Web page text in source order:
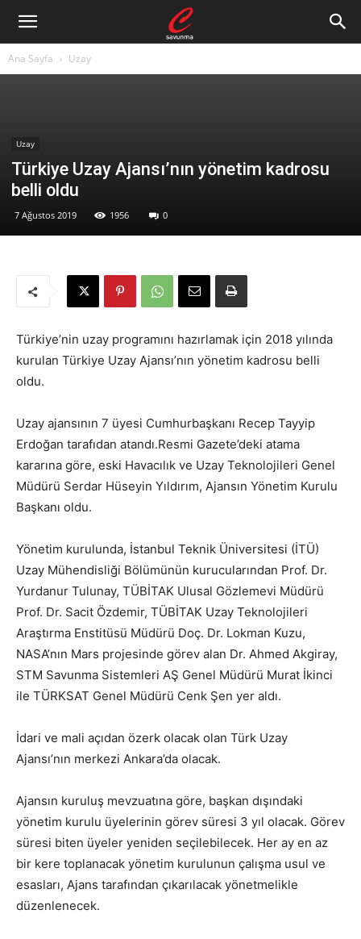
Ana Sayfa Uzay
Uzay
Türkiye Uzay Ajansı’nın yönetim kadrosu
belli oldu
7 Ağustos 2019 1956 0
Türkiye’nin uzay programını hazırlamak için 2018 yılında
kurulan Türkiye Uzay Ajansı’nın yönetim kadrosu belli
oldu.
Uzay ajansının 7 üyesi Cumhurbaşkanı Recep Tayyip
Erdoğan tarafıdan atandı.Resmi Gazete’deki atama
kararına göre, eski Havacılık ve Uzay Teknolojileri Genel
Müdürü Serdar Hüseyin Yıldırım, Ajansın Yönetim Kurulu
Başkanı oldu.
Yönetim kurulunda, İstanbul Teknik Üniversitesi (İTÜ)
Uzay Mühendisliği Bölümünün kurucularından Prof. Dr.
Yurdanur Tulunay, TÜBİTAK Ulusal Gözlemevi Müdürü
Prof. Dr. Sacit Özdemir, TÜBİTAK Uzay Teknolojileri
Araştırma Enstitüsü Müdürü Doç. Dr. Lokman Kuzu,
NASA’nın Mars projesinde görev alan Dr. Ahmed Akgiray,
STM Savunma Sistemleri AŞ Genel Müdürü Murat İkinci
ile TÜRKSAT Genel Müdürü Cenk Şen yer aldı.
İdari ve mali açıdan özerk olacak olan Türk Uzay
Ajansı’nın merkezi Ankara’da olacak.
Ajansın kuruluş mevzuatına göre, başkan dışındaki
yönetim kurulu üyelerinin görev süresi 3 yıl olacak. Görev
süresi biten üyeler yeniden seçilebilecek. Her ay en az
bir kere toplanacak yönetim kurulunun çalışma usul ve
esasları, Ajans tarafından çıkarılacak yönetmelikle
düzenlenecek.